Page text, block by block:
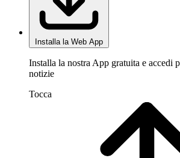
Installa la Web App
Installa la nostra App gratuita e accedi
notizie
Tocca